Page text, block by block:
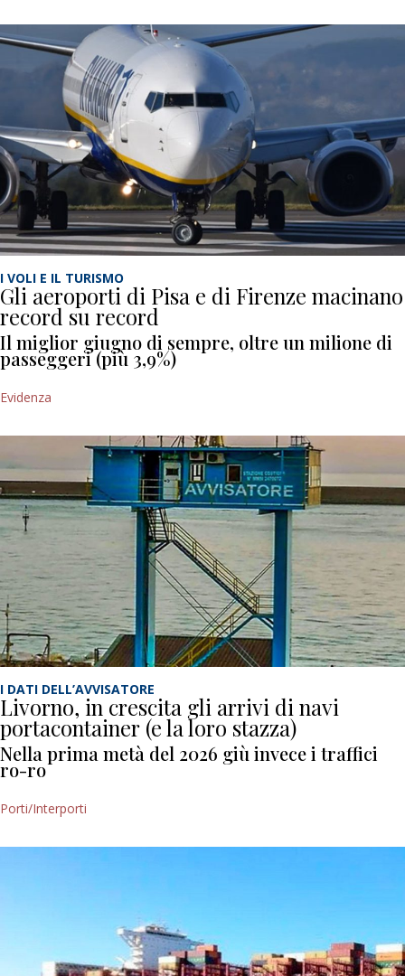
I VOLI E IL TURISMO
Gli aeroporti di Pisa e di Firenze macinano
record su record
Il miglior giugno di sempre, oltre un milione di
passeggeri (più 3,9%)
Evidenza
I DATI DELL’AVVISATORE
Livorno, in crescita gli arrivi di navi
portacontainer (e la loro stazza)
Nella prima metà del 2026 giù invece i traffici
ro-ro
Porti/Interporti